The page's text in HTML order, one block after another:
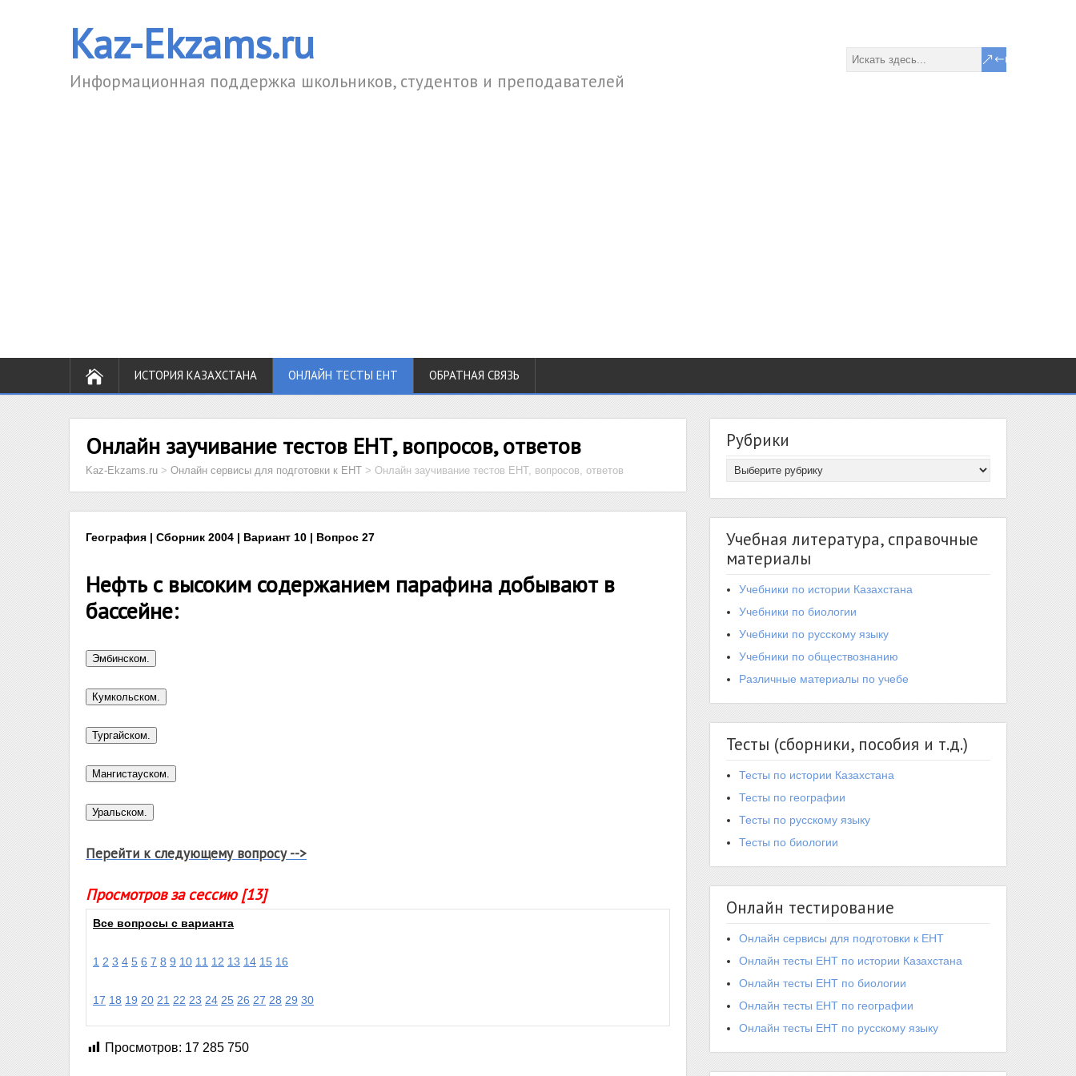
Kaz-Ekzams.ru
Информационная поддержка школьников, студентов и преподавателей
ИСТОРИЯ КАЗАХСТАНА ОНЛАЙН ТЕСТЫ ЕНТ ОБРАТНАЯ СВЯЗЬ
Онлайн заучивание тестов ЕНТ, вопросов, ответов
Kaz-Ekzams.ru > Онлайн сервисы для подготовки к ЕНТ > Онлайн заучивание тестов ЕНТ, вопросов, ответов
География | Сборник 2004 | Вариант 10 | Вопрос 27
Нефть с высоким содержанием парафина добывают в
бассейне:
Перейти к следующему вопросу -->
Просмотров за сессию [13]
Все вопросы с варианта
1 2 3 4 5 6 7 8 9 10 11 12 13 14 15 16
17 18 19 20 21 22 23 24 25 26 27 28 29 30
Просмотров: 17 285 750
Рубрики
Учебная литература, справочные
материалы
Учебники по истории Казахстана
Учебники по биологии
Учебники по русскому языку
Учебники по обществознанию
Различные материалы по учебе
Тесты (сборники, пособия и т.д.)
Тесты по истории Казахстана
Тесты по географии
Тесты по русскому языку
Тесты по биологии
Онлайн тестирование
Онлайн сервисы для подготовки к ЕНТ
Онлайн тесты ЕНТ по истории Казахстана
Онлайн тесты ЕНТ по биологии
Онлайн тесты ЕНТ по географии
Онлайн тесты ЕНТ по русскому языку